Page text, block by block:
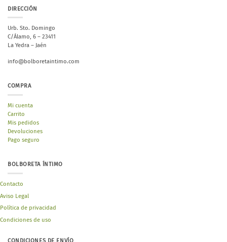
DIRECCIÓN
Urb. Sto. Domingo
C/Álamo, 6 – 23411
La Yedra – Jaén
info@bolboretaintimo.com
COMPRA
Mi cuenta
Carrito
Mis pedidos
Devoluciones
Pago seguro
BOLBORETA ÍNTIMO
Contacto
Aviso Legal
Política de privacidad
Condiciones de uso
CONDICIONES DE ENVÍO